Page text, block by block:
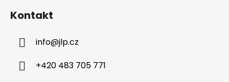
Kontakt
info@jlp.cz
+420 483 705 771